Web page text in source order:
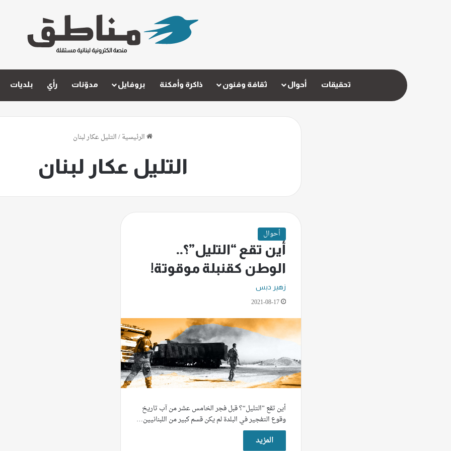
تحقيقات أحوال ثقافة وفنون ذاكرة وأمكنة بروفايل مدوّنات رأي بلديات
الرئيسية/التليل عكار لبنان
التليل عكار لبنان
أحوال
أين تقع “التليل”؟..
الوطن كقنبلة موقوتة!
زهير دبس
2021-08-17
أين تقع ”التليل“؟ قبل فجر الخامس عشر من آب تاريخ
وقوع التفجير في البلدة لم يكن قسم كبير من اللبنانيين…
المزيد